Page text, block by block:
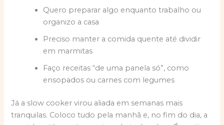
Quero preparar algo enquanto trabalho ou
organizo a casa
Preciso manter a comida quente até dividir
em marmitas
Faço receitas “de uma panela só”, como
ensopados ou carnes com legumes
Já a slow cooker virou aliada em semanas mais
tranquilas. Coloco tudo pela manhã e, no fim do dia, a